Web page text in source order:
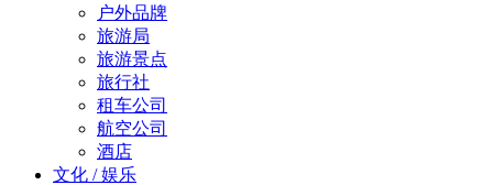
户外品牌
旅游局
旅游景点
旅行社
租车公司
航空公司
酒店
文化 / 娱乐